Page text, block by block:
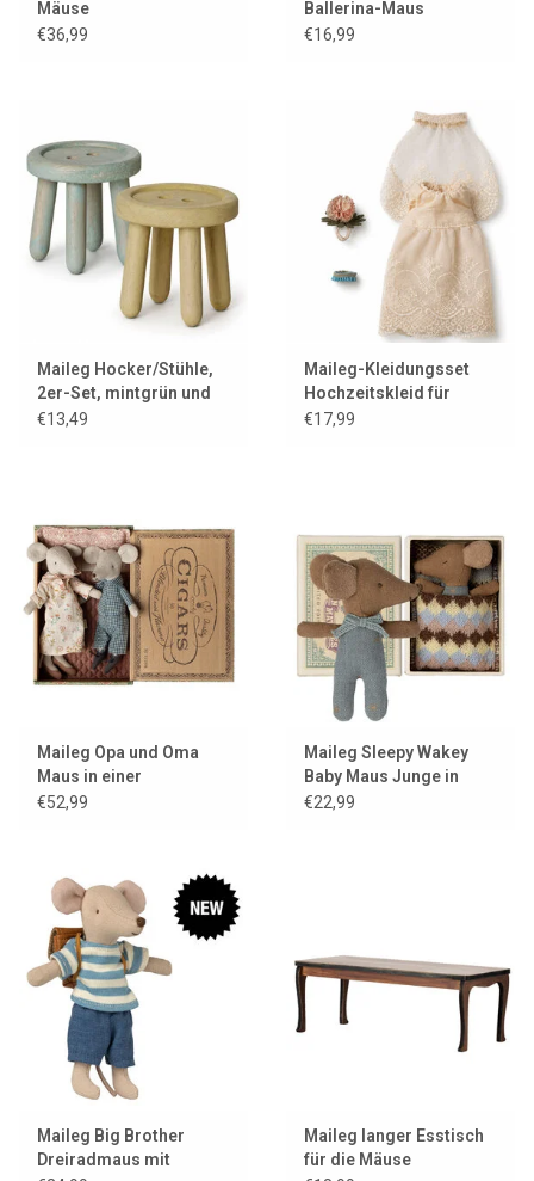
Mäuse
€36,99
Ballerina-Maus
€16,99
Maileg Hocker/Stühle,
2er-Set, mintgrün und
gelb
€13,49
Maileg-Kleidungsset
Hochzeitskleid für
Mutter Maus
€17,99
Maileg Opa und Oma
Maus in einer
Zigarrenkiste
€52,99
Maileg Sleepy Wakey
Baby Maus Junge in
Streichholzschachtel
€22,99
Maileg Big Brother
Dreiradmaus mit
Maileg langer Esstisch
für die Mäuse